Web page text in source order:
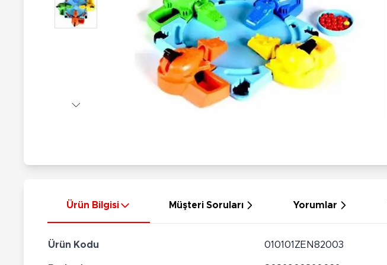
Hayvan Figürler
Çeşitli Figürler
Nerf
Silahlar
Silah Setleri
Kılıç Setleri
Ok Setleri
Hobi Oyuncakları
Maketler
Sihirbazlık Setleri
Puzzlelar
Çeşitli Eğlence Oyuncakları
Ürün Bilgisi Müşteri Soruları Yorumlar
Ürün Kodu 010101ZEN82003